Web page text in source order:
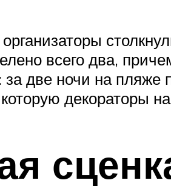
всего два,
две ночи на пляже
декораторы